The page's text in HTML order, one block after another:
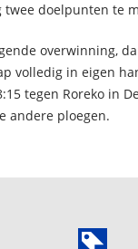
twee doelpunten te
overwinning,
volledig in eigen
tegen Roreko in
andere ploegen.